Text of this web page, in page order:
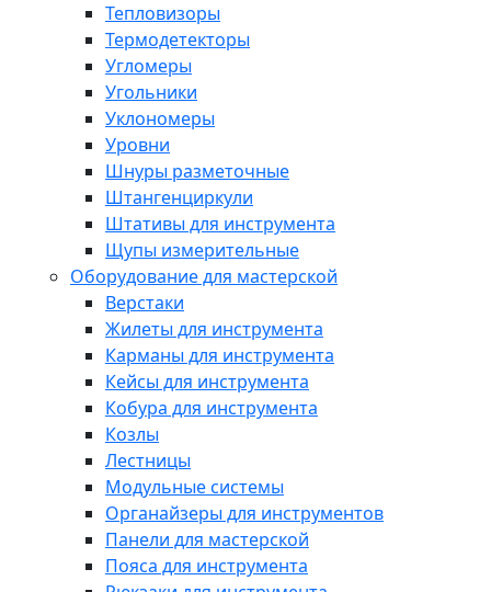
Тепловизоры
Термодетекторы
Угломеры
Угольники
Уклономеры
Уровни
Шнуры разметочные
Штангенциркули
Штативы для инструмента
Щупы измерительные
Оборудование для мастерской
Верстаки
Жилеты для инструмента
Карманы для инструмента
Кейсы для инструмента
Кобура для инструмента
Козлы
Лестницы
Модульные системы
Органайзеры для инструментов
Панели для мастерской
Пояса для инструмента